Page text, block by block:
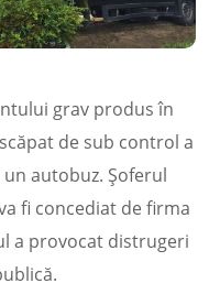
grav produs în
de sub control a
autobuz. Șoferul
fi concediat de firma
a provocat distrugeri